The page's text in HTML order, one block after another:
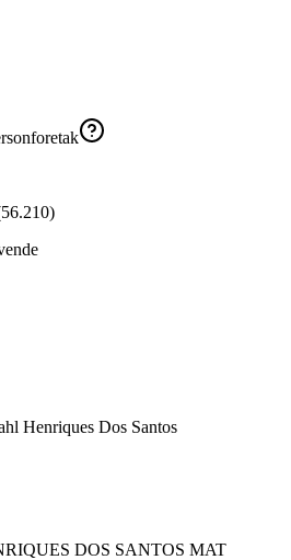
56.210)
Henriques Dos Santos
DOS SANTOS MAT